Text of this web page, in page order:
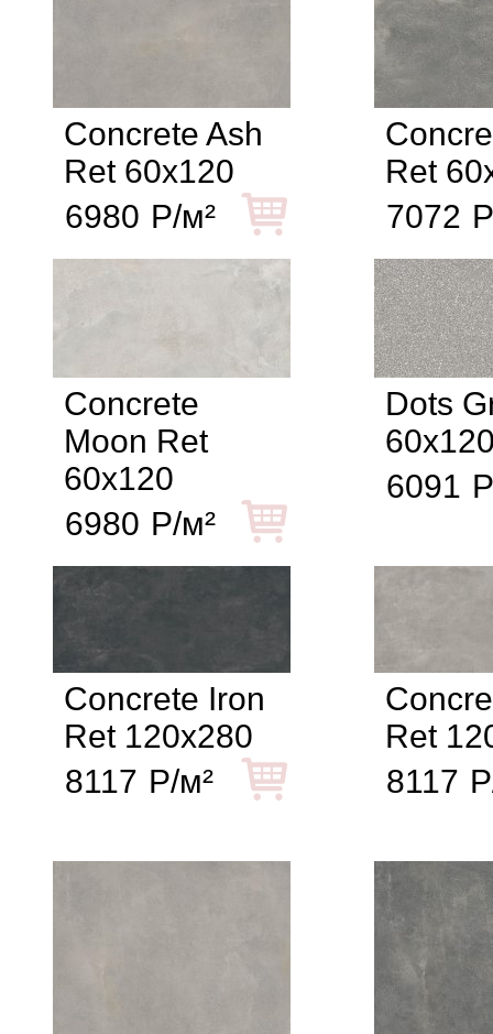
Concrete Ash
Ret 60x120
6980 Р/м²
Ret
7072
Concrete
Moon Ret
60x120
6980 Р/м²
Dots
6091
Concrete Iron
Ret 120x280
8117 Р/м²
Ret
8117